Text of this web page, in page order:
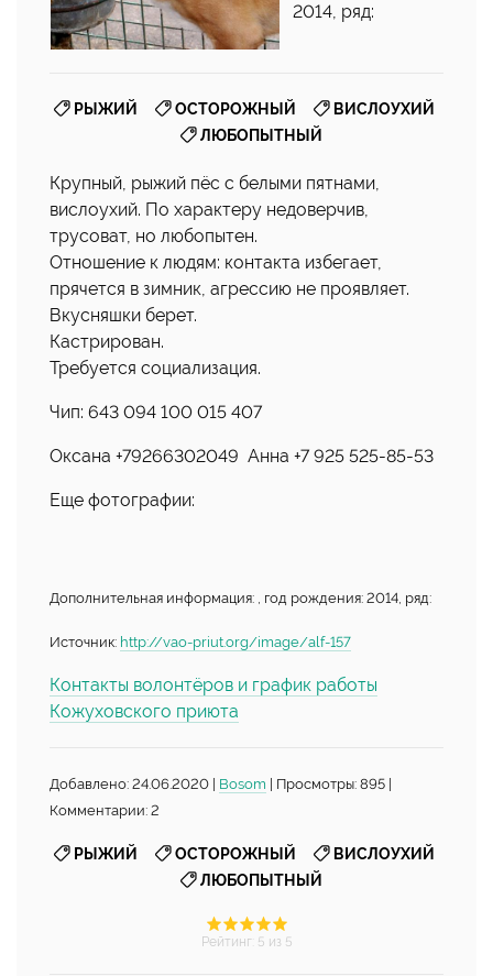
2014, ряд:
РЫЖИЙ ОСТОРОЖНЫЙ ВИСЛОУХИЙ
ЛЮБОПЫТНЫЙ
Крупный, рыжий пёс с белыми пятнами,
вислоухий. По характеру недоверчив,
трусоват, но любопытен.
Отношение к людям: контакта избегает,
прячется в зимник, агрессию не проявляет.
Вкусняшки берет.
Кастрирован.
Требуется социализация.
Чип: 643 094 100 015 407
Оксана +79266302049 Анна +7 925 525-85-53
Еще фотографии:
Дополнительная информация: , год рождения: 2014, ряд:
Источник: http://vao-priut.org/image/alf-157
Контакты волонтёров и график работы
Кожуховского приюта
Добавлено: 24.06.2020 | Bosom | Просмотры: 895 |
Комментарии: 2
РЫЖИЙ ОСТОРОЖНЫЙ ВИСЛОУХИЙ
ЛЮБОПЫТНЫЙ
Рейтинг: 5 из 5